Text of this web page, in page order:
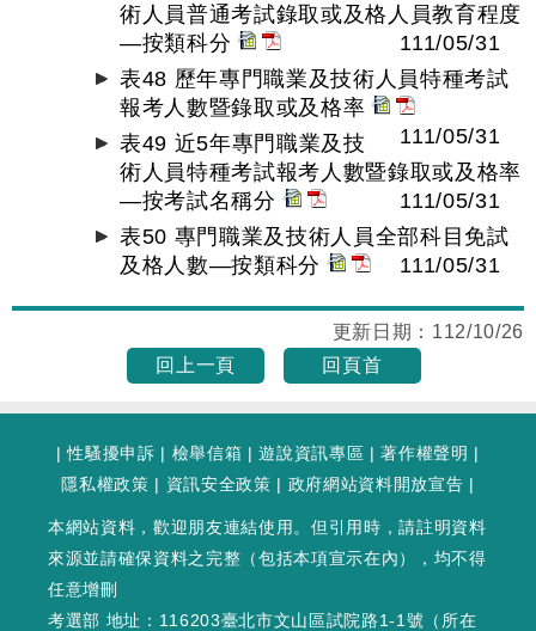
術人員普通考試錄取或及格人員教育程度
—按類科分
111/05/31
表48 歷年專門職業及技術人員特種考試
報考人數暨錄取或及格率
111/05/31
表49 近5年專門職業及技
術人員特種考試報考人數暨錄取或及格率
—按考試名稱分
111/05/31
表50 專門職業及技術人員全部科目免試
及格人數—按類科分
111/05/31
更新日期： 112/10/26
回上一頁
回頁首
|性騷擾申訴 | 檢舉信箱 |遊說資訊專區 |著作權聲明 |
隱私權政策 | 資訊安全政策 | 政府網站資料開放宣告 |
本網站資料，歡迎朋友連結使用。但引用時，請註明資料
來源並請確保資料之完整（包括本項宣示在內），均不得
任意增刪
考選部 地址：116203臺北市文山區試院路1-1號（ 所在